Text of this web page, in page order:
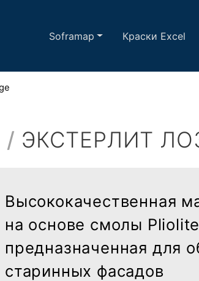
Soframap Краски Excel
/ ЭКСТЕРЛИТ
Высококачественная
на основе смолы
предназначенная для
старинных фасадов